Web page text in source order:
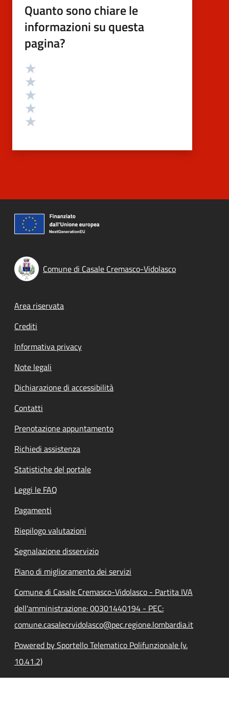
Quanto sono chiare le
informazioni su questa
pagina?
Valutazione
Comune di Casale Cremasco-Vidolasco
Footer menu
Area riservata
Crediti
Informativa privacy
Note legali
Dichiarazione di accessibilità
Contatti
Prenotazione appuntamento
Richiedi assistenza
Statistiche del portale
Leggi le FAQ
Pagamenti
Riepilogo valutazioni
Segnalazione disservizio
Piano di miglioramento dei servizi
Comune di Casale Cremasco-Vidolasco - Partita IVA
dell'amministrazione: 00301440194 - PEC:
comune.casalecrvidolasco@pec.regione.lombardia.it
Powered by Sportello Telematico Polifunzionale (v.
10.41.2)